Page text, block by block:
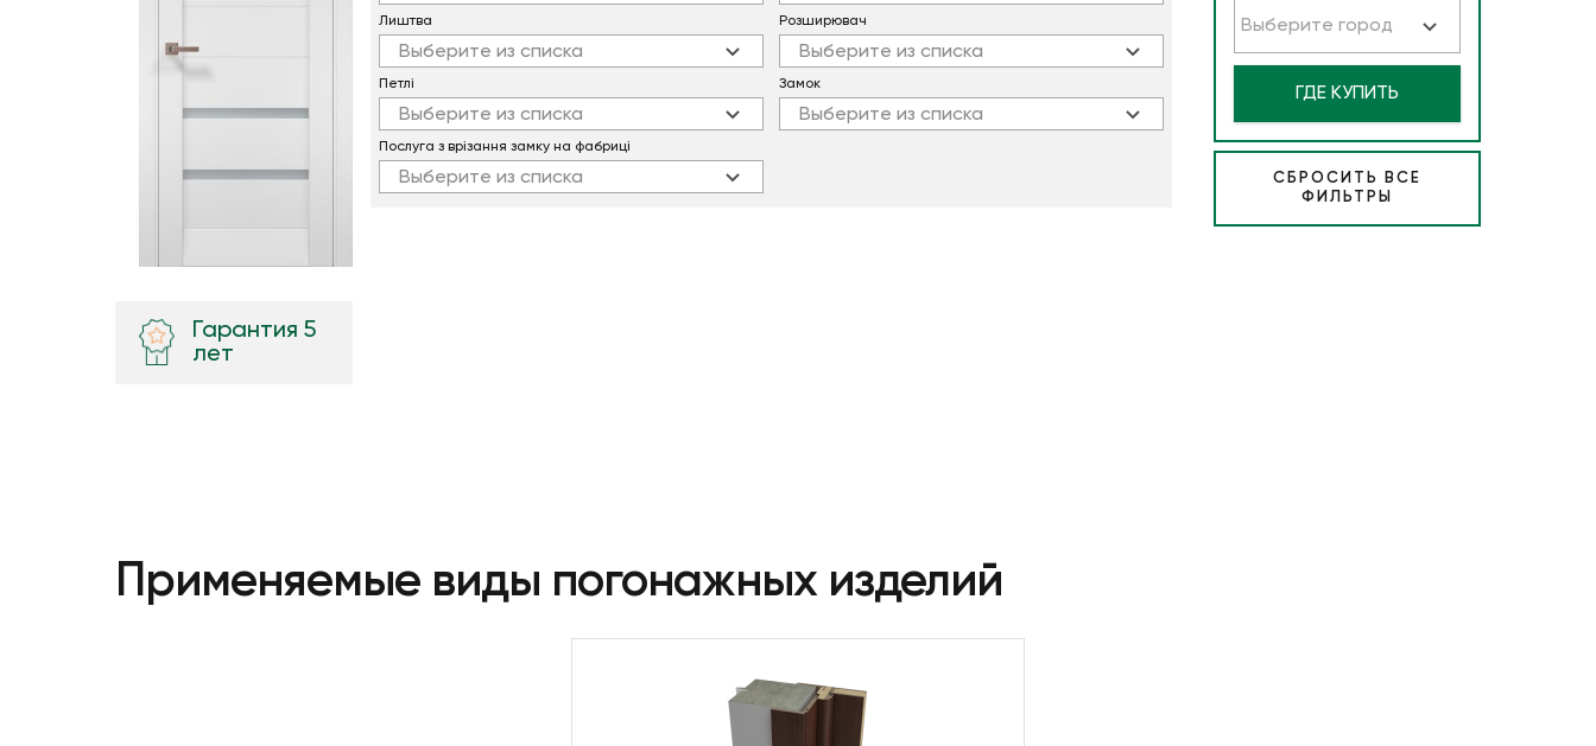
Гарантия 5
лет
Лиштва
Выберите из списка
Петлi
Выберите из списка
Послуга з врізання замку на фабриці
Выберите из списка
Розширювач
Выберите из списка
Замок
Выберите из списка
СБРОСИТЬ ВСЕ
ФИЛЬТРЫ
Выберите город
ГДЕ КУПИТЬ
Применяемые виды погонажных изделий